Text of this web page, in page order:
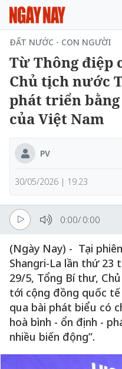
ĐẤT NƯỚC - CON NGƯỜI
Từ Thông điệp
Chủ tịch nước
phát triển
của Việt Nam
PV
30/05/2026 | 19:23
0:00/ 0:00
(Ngày Nay) - Tại
Shangri-La lần thứ 23
29/5, Tổng Bí thư,
tới cộng đồng quốc
qua bài phát biểu có
hoà bình - ổn định -
nhiều biến động”.